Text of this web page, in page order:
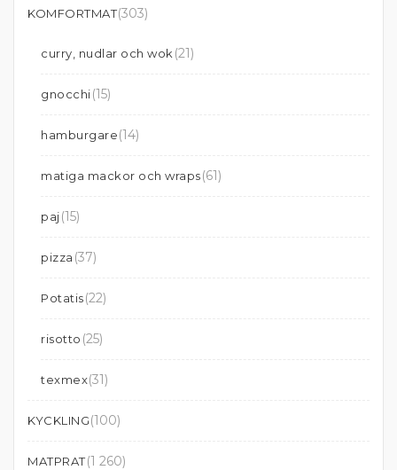
KOMFORTMAT(303)
curry, nudlar och wok (21)
gnocchi(15)
hamburgare(14)
matiga mackor och wraps(61)
paj(15)
pizza (37)
Potatis(22)
risotto (25)
texmex(31)
KYCKLING(100)
MATPRAT(1 260)